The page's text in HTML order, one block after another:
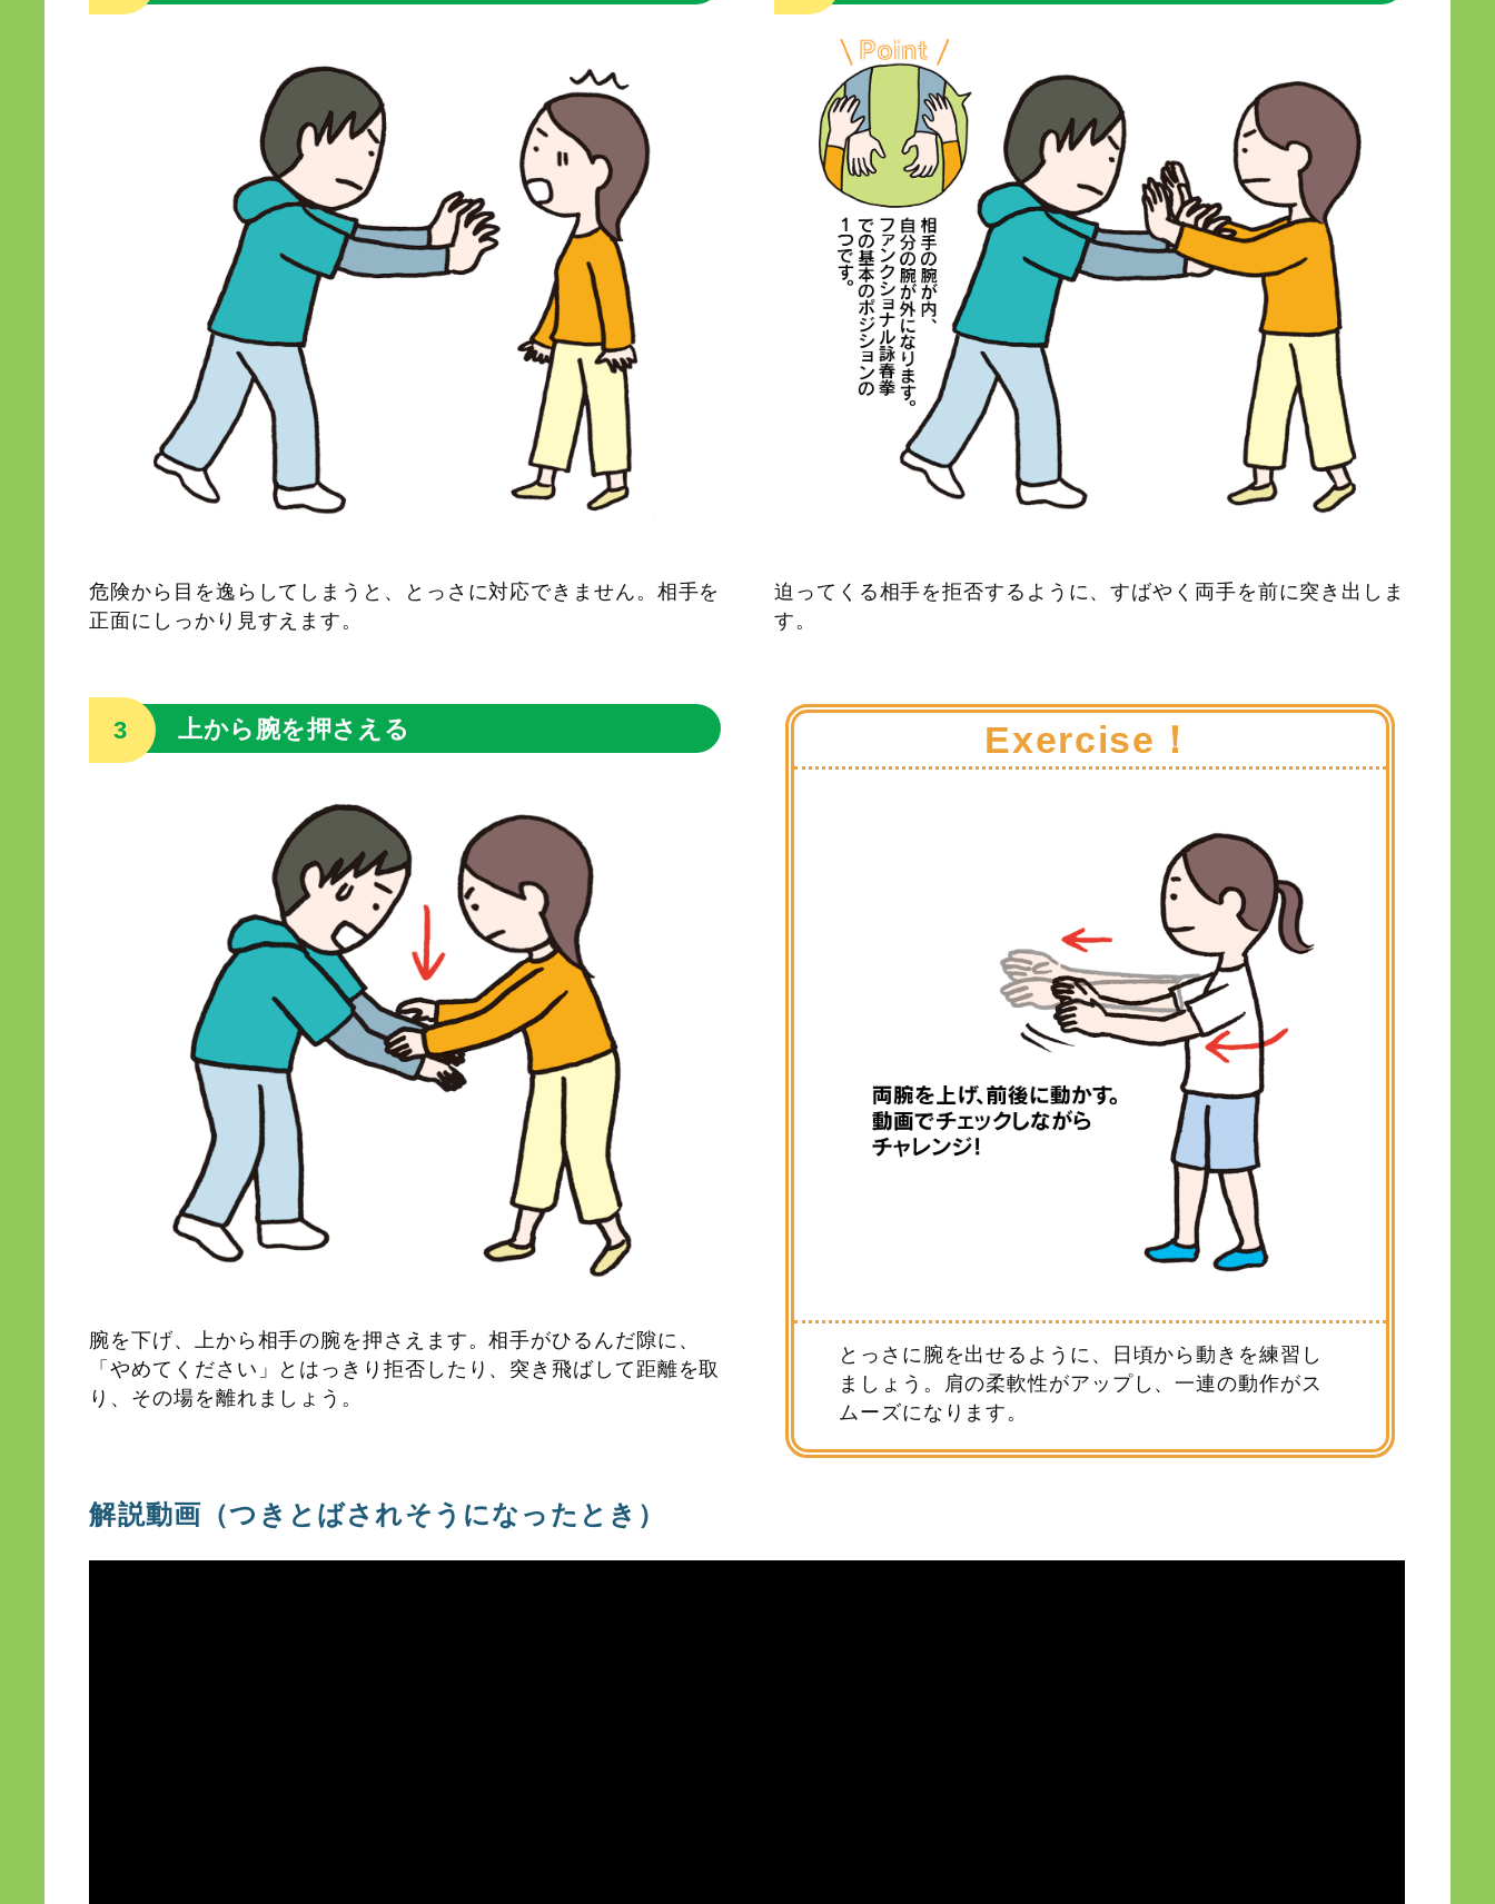
危険から目を逸らしてしまうと、とっさに対応できません。相手を
正面にしっかり見すえます。
迫ってくる相手を拒否するように、すばやく両手を前に突き出しま
す。
3 上から腕を押さえる
腕を下げ、上から相手の腕を押さえます。相手がひるんだ隙に、
「やめてください」とはっきり拒否したり、突き飛ばして距離を取
り、その場を離れましょう。
Exercise！
とっさに腕を出せるように、日頃から動きを練習し
ましょう。肩の柔軟性がアップし、一連の動作がス
ムーズになります。
解説動画（つきとばされそうになったとき）